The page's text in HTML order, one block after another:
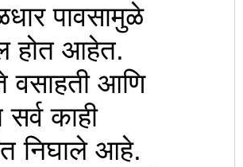
पावसामुळे
होत आहेत.
वसाहती आणि
सर्व काही
निघाले आहे.